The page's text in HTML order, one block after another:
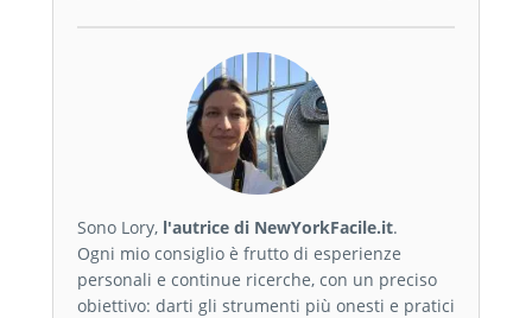
Sono Lory, l'autrice di NewYorkFacile.it.
Ogni mio consiglio è frutto di esperienze
personali e continue ricerche, con un preciso
obiettivo: darti gli strumenti più onesti e pratici